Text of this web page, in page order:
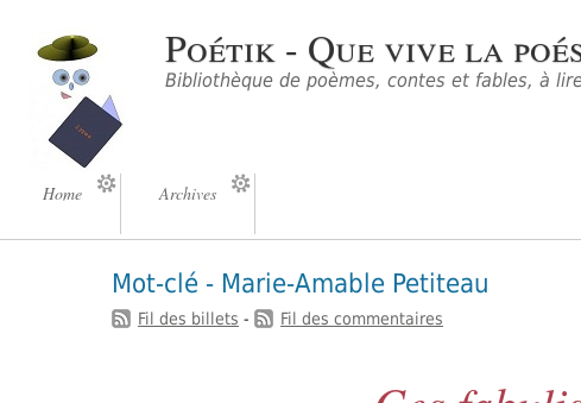
Poétik - Que vive la
Bibliothèque de poèmes, contes et fables, à
Home Archives
Mot-clé - Marie-Amable Petiteau
Fil des billets - Fil des commentaires